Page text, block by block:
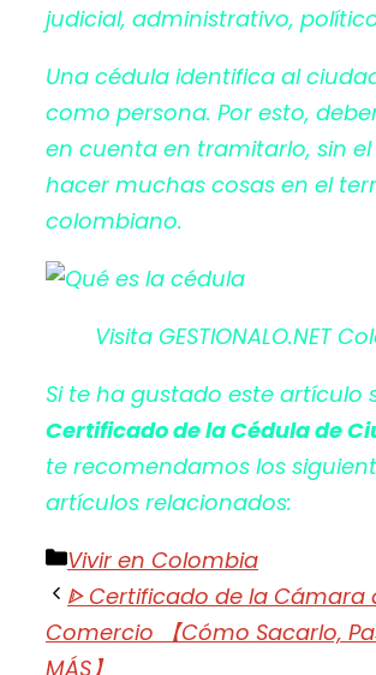
judicial, administrativo,
Una cédula identifica al
como persona. Por esto,
en cuenta en tramitarlo, sin
hacer muchas cosas en el
colombiano.
Visita GESTIONALO.NET
Si te ha gustado este artículo
Certificado de la Cédula de
te recomendamos los
artículos relacionados:
Categorías
Vivir en Colombia
ᐈ Certificado de la Cámara
Comercio 【Cómo Sacarlo,
MÁS】